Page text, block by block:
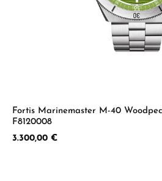
Fortis Marinemaster M-40
F8120008
Regulärer Preis:
3.300,00 €